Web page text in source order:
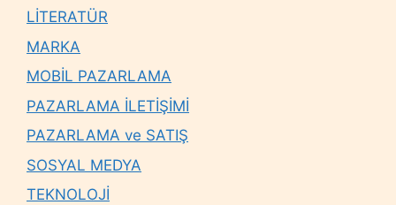
LİTERATÜR
MARKA
MOBİL PAZARLAMA
PAZARLAMA İLETİŞİMİ
PAZARLAMA ve SATIŞ
SOSYAL MEDYA
TEKNOLOJİ